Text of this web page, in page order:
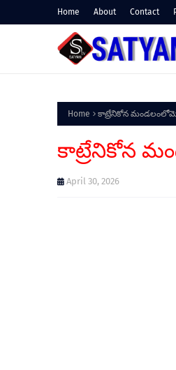
Home About Contact
Home కాట్రేనికోన
కాట్రేనికోన
April 30, 2026